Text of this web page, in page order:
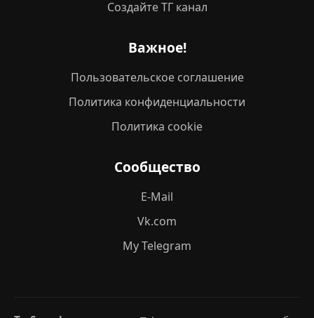
Создайте ТГ канал
Важное!
Пользовательское соглашение
Политика конфиденциальности
Политика cookie
Сообщество
E-Mail
Vk.com
My Telegram